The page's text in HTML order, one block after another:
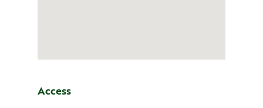
Access